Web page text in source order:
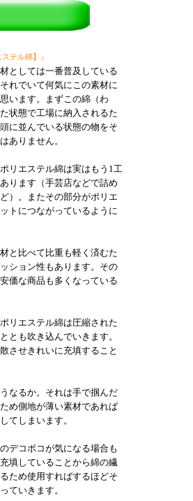
テル綿】』
としては一番普及している
れでいて何気にこの素材に
います。まずこの綿（わ
状態で工場に納入されるた
に並んでいる状態の物をそ
ありません。
リエステル綿は実はもう1工
ります（手芸店などで詰め
）。またその部分がポリエ
トにつながっているように
と比べて比重も軽く済むた
ション性もあります。その
価な商品も多くなっている
リエステル綿は圧縮された
とも吹き込んでいきます。
させきれいに充填すること
なるか。それは手で掴んだ
め側地が薄い素材であれば
てしまいます。
デコボコが気になる場合も
填していることから綿の繊
ため使用すればするほどそ
ていきます。